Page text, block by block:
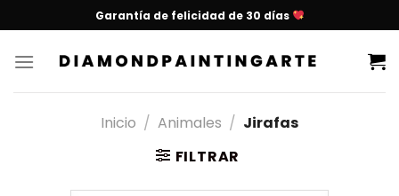
Garantía de felicidad de 30 días
Inicio / Animales / Jirafas
FILTRAR